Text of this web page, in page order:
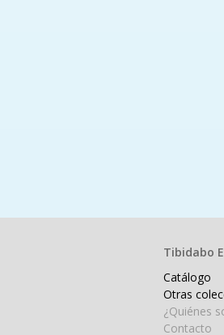
Tibidabo
Catálogo
Otras
¿Quiénes
Contacto